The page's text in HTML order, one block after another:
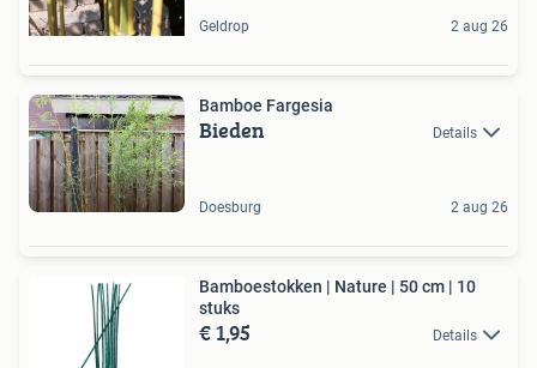
Geldrop 2 aug 26
Bamboe Fargesia
Bieden Details
Doesburg 2 aug 26
Bamboestokken | Nature | 50 cm | 10
stuks
€ 1,95 Details